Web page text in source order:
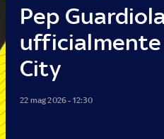
Pep
City
22 mag 2026 - 12:30